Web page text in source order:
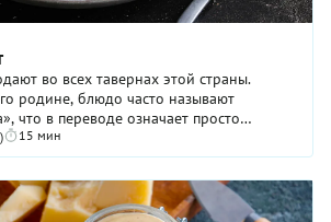
во всех тавернах этой страны.
родине, блюдо часто называют
что в переводе означает просто
То есть, на особую ...
15 мин